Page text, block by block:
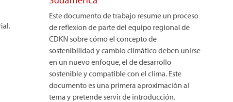
Este documento de trabajo resume un proceso
de reflexion de parte del equipo regional de
CDKN sobre cómo el concepto de
sostenibilidad y cambio climático deben unirse
en un nuevo enfoque, el de desarrollo
sostenible y compatible con el clima. Este
documento es una primera aproximación al
tema y pretende servir de introducción.